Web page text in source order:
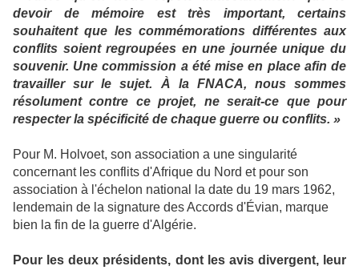
devoir de mémoire est très important, certains
souhaitent que les commémorations différentes aux
conflits soient regroupées en une journée unique du
souvenir. Une commission a été mise en place afin de
travailler sur le sujet. À la FNACA, nous sommes
résolument contre ce projet, ne serait-ce que pour
respecter la spécificité de chaque guerre ou conflits. »
Pour M. Holvoet, son association a une singularité
concernant les conflits d'Afrique du Nord et pour son
association à l'échelon national la date du 19 mars 1962,
lendemain de la signature des Accords d'Évian, marque
bien la fin de la guerre d'Algérie.
Pour les deux présidents, dont les avis divergent, leur